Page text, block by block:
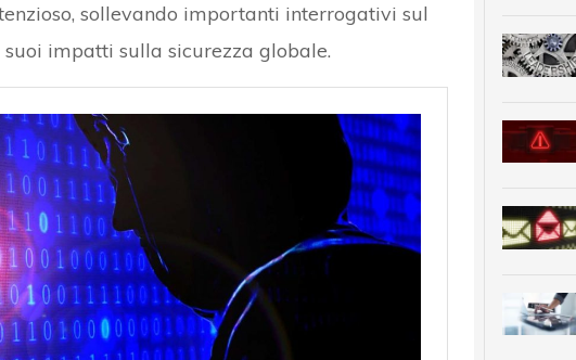
sollevando importanti interrogativi sul
impatti sulla sicurezza globale.